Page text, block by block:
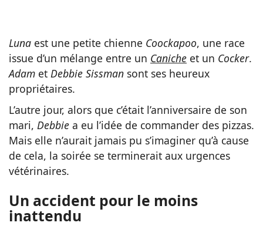
Luna est une petite chienne Coockapoo, une race
issue d’un mélange entre un Caniche et un Cocker.
Adam et Debbie Sissman sont ses heureux
propriétaires.
L’autre jour, alors que c’était l’anniversaire de son
mari, Debbie a eu l’idée de commander des pizzas.
Mais elle n’aurait jamais pu s’imaginer qu’à cause
de cela, la soirée se terminerait aux urgences
vétérinaires.
Un accident pour le moins
inattendu